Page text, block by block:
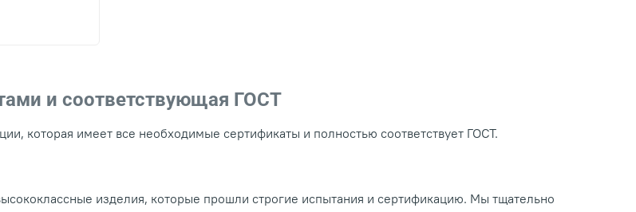
и соответствующая ГОСТ
которая имеет все необходимые сертификаты и полностью соответствует ГОСТ.
изделия, которые прошли строгие испытания и сертификацию. Мы тщательно